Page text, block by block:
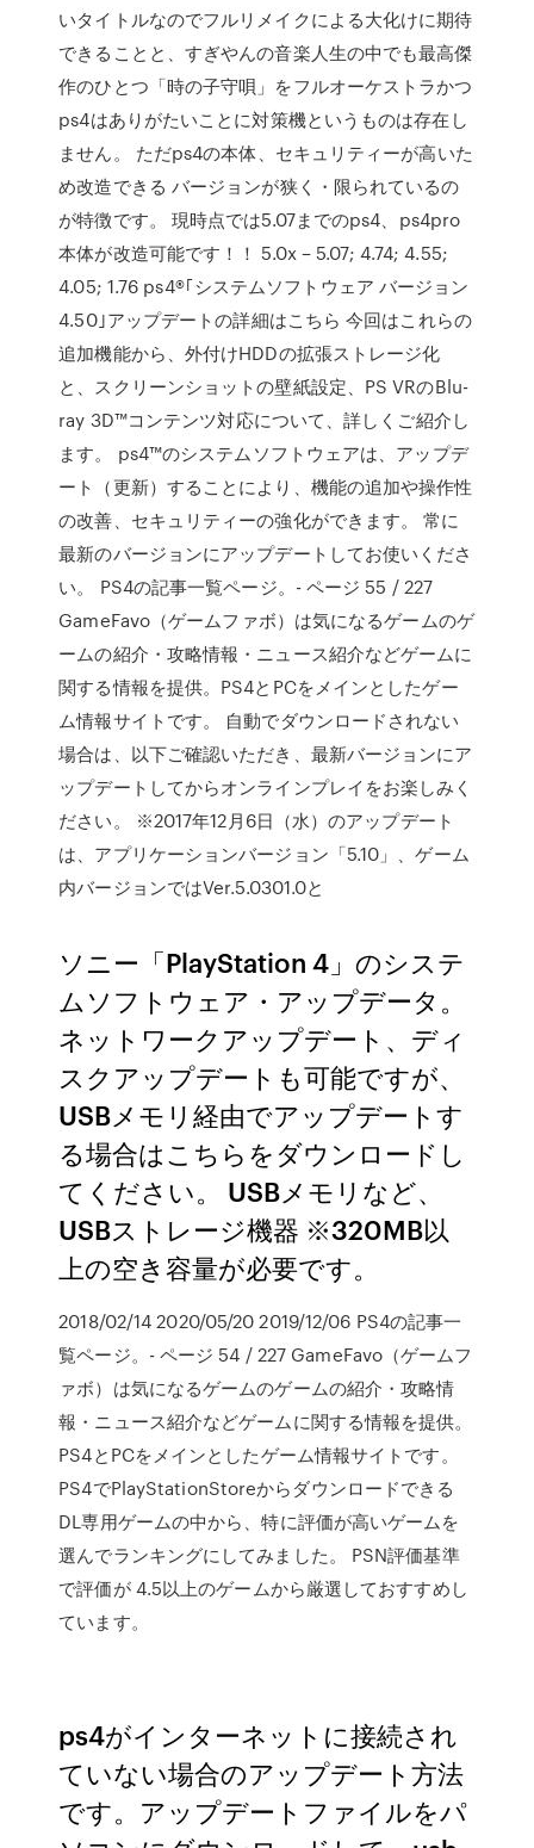
いタイトルなのでフルリメイクによる大化けに期待
できることと、すぎやんの音楽人生の中でも最高傑
作のひとつ「時の子守唄」をフルオーケストラかつ
ps4はありがたいことに対策機というものは存在し
ません。 ただps4の本体、セキュリティーが高いた
め改造できる バージョンが狭く・限られているの
が特徴です。 現時点では5.07までのps4、ps4pro
本体が改造可能です！！ 5.0x – 5.07; 4.74; 4.55;
4.05; 1.76 ps4®｢システムソフトウェア バージョン
4.50｣アップデートの詳細はこちら 今回はこれらの
追加機能から、外付けHDDの拡張ストレージ化
と、スクリーンショットの壁紙設定、PS VRのBlu-
ray 3D™コンテンツ対応について、詳しくご紹介し
ます。 ps4™のシステムソフトウェアは、アップデ
ート（更新）することにより、機能の追加や操作性
の改善、セキュリティーの強化ができます。 常に
最新のバージョンにアップデートしてお使いくださ
い。 PS4の記事一覧ページ。- ページ 55 / 227
GameFavo（ゲームファボ）は気になるゲームのゲ
ームの紹介・攻略情報・ニュース紹介などゲームに
関する情報を提供。PS4とPCをメインとしたゲー
ム情報サイトです。 自動でダウンロードされない
場合は、以下ご確認いただき、最新バージョンにア
ップデートしてからオンラインプレイをお楽しみく
ださい。 ※2017年12月6日（水）のアップデート
は、アプリケーションバージョン「5.10」、ゲーム
内バージョンではVer.5.0301.0と
ソニー「PlayStation 4」のシステ
ムソフトウェア・アップデータ。
ネットワークアップデート、ディ
スクアップデートも可能ですが、
USBメモリ経由でアップデートす
る場合はこちらをダウンロードし
てください。 USBメモリなど、
USBストレージ機器 ※320MB以
上の空き容量が必要です。
2018/02/14 2020/05/20 2019/12/06 PS4の記事一
覧ページ。- ページ 54 / 227 GameFavo（ゲームフ
ァボ）は気になるゲームのゲームの紹介・攻略情
報・ニュース紹介などゲームに関する情報を提供。
PS4とPCをメインとしたゲーム情報サイトです。
PS4でPlayStationStoreからダウンロードできる
DL専用ゲームの中から、特に評価が高いゲームを
選んでランキングにしてみました。 PSN評価基準
で評価が 4.5以上のゲームから厳選しておすすめし
ています。
ps4がインターネットに接続され
ていない場合のアップデート方法
です。アップデートファイルをパ